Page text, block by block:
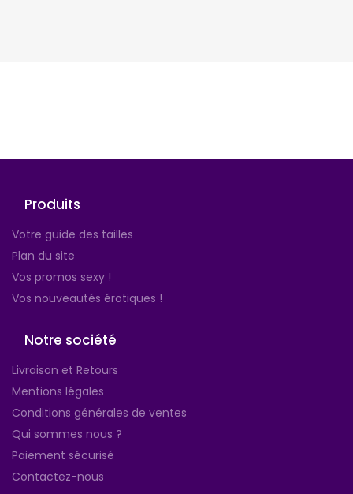
Produits
Votre guide des tailles
Plan du site
Vos promos sexy !
Vos nouveautés érotiques !
Notre société
Livraison et Retours
Mentions légales
Conditions générales de ventes
Qui sommes nous ?
Paiement sécurisé
Contactez-nous